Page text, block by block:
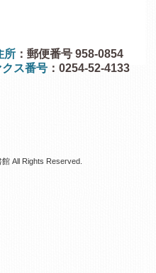
所 ：郵便番号 958-0854
クス番号 ：0254-52-4133
All Rights Reserved.